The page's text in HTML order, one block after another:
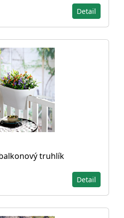
Detail
truhlík
Detail